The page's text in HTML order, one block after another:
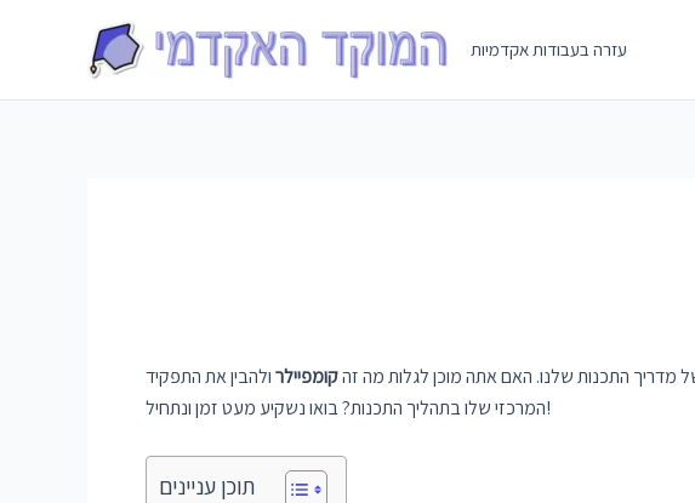
עזרה בעבודות אקדמיות
מדריך התכנות שלנו. האם אתה מוכן לגלות מה זהקומפיילרולהבין את התפקיד
המרכזי שלו בתהליך התכנות? בואו נשקיע מעט זמן ונתחיל!
תוכן עניינים